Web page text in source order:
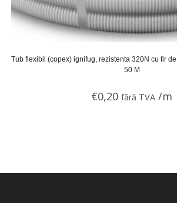
Tub flexibil (copex) ignifug, rezistenta 320N cu fir
50 M
€0,20 fără TVA /m